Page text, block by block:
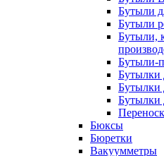
Бутыли
Бутыли
Бутыли,
Бутыли-
Бутылки
Бутылки
Бутылки
Бюксы
Бюретки
Вакуумметры